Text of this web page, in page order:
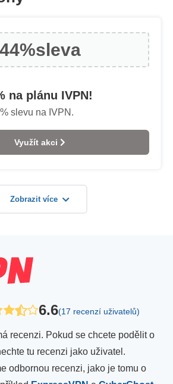
44%sleva
na plánu IVPN!
slevu na IVPN.
Využít akci
Zobrazit více
6.6(17 recenzí uživatelů)
recenzi. Pokud se chcete podělit o
tu recenzi jako uživatel.
odbornou recenzi, jako je tomu o